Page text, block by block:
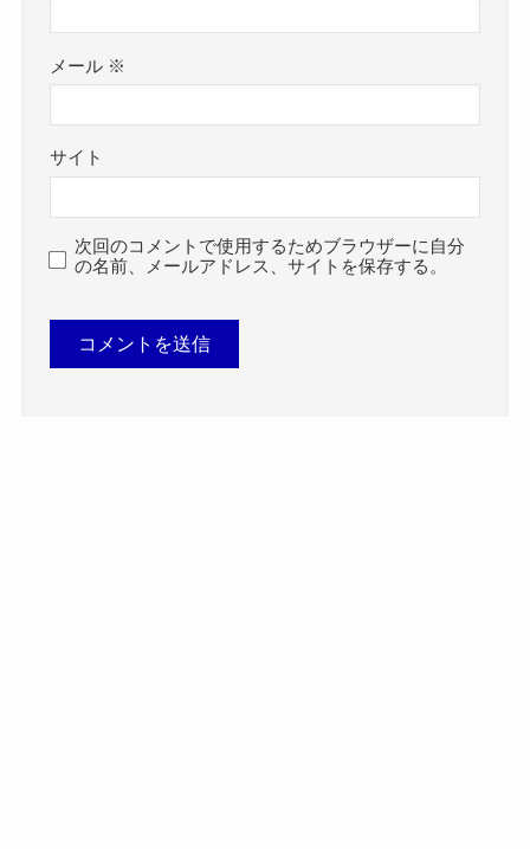
メール ※
サイト
次回のコメントで使用するためブラウザーに自分
の名前、メールアドレス、サイトを保存する。